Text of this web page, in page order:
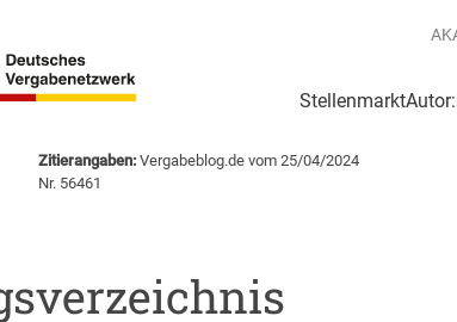
Stellenmarkt
Zitierangaben: Vergabeblog.de vom 25/04/2024
Nr. 56461